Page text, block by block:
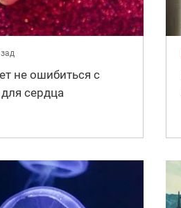
не ошибиться с
сердца